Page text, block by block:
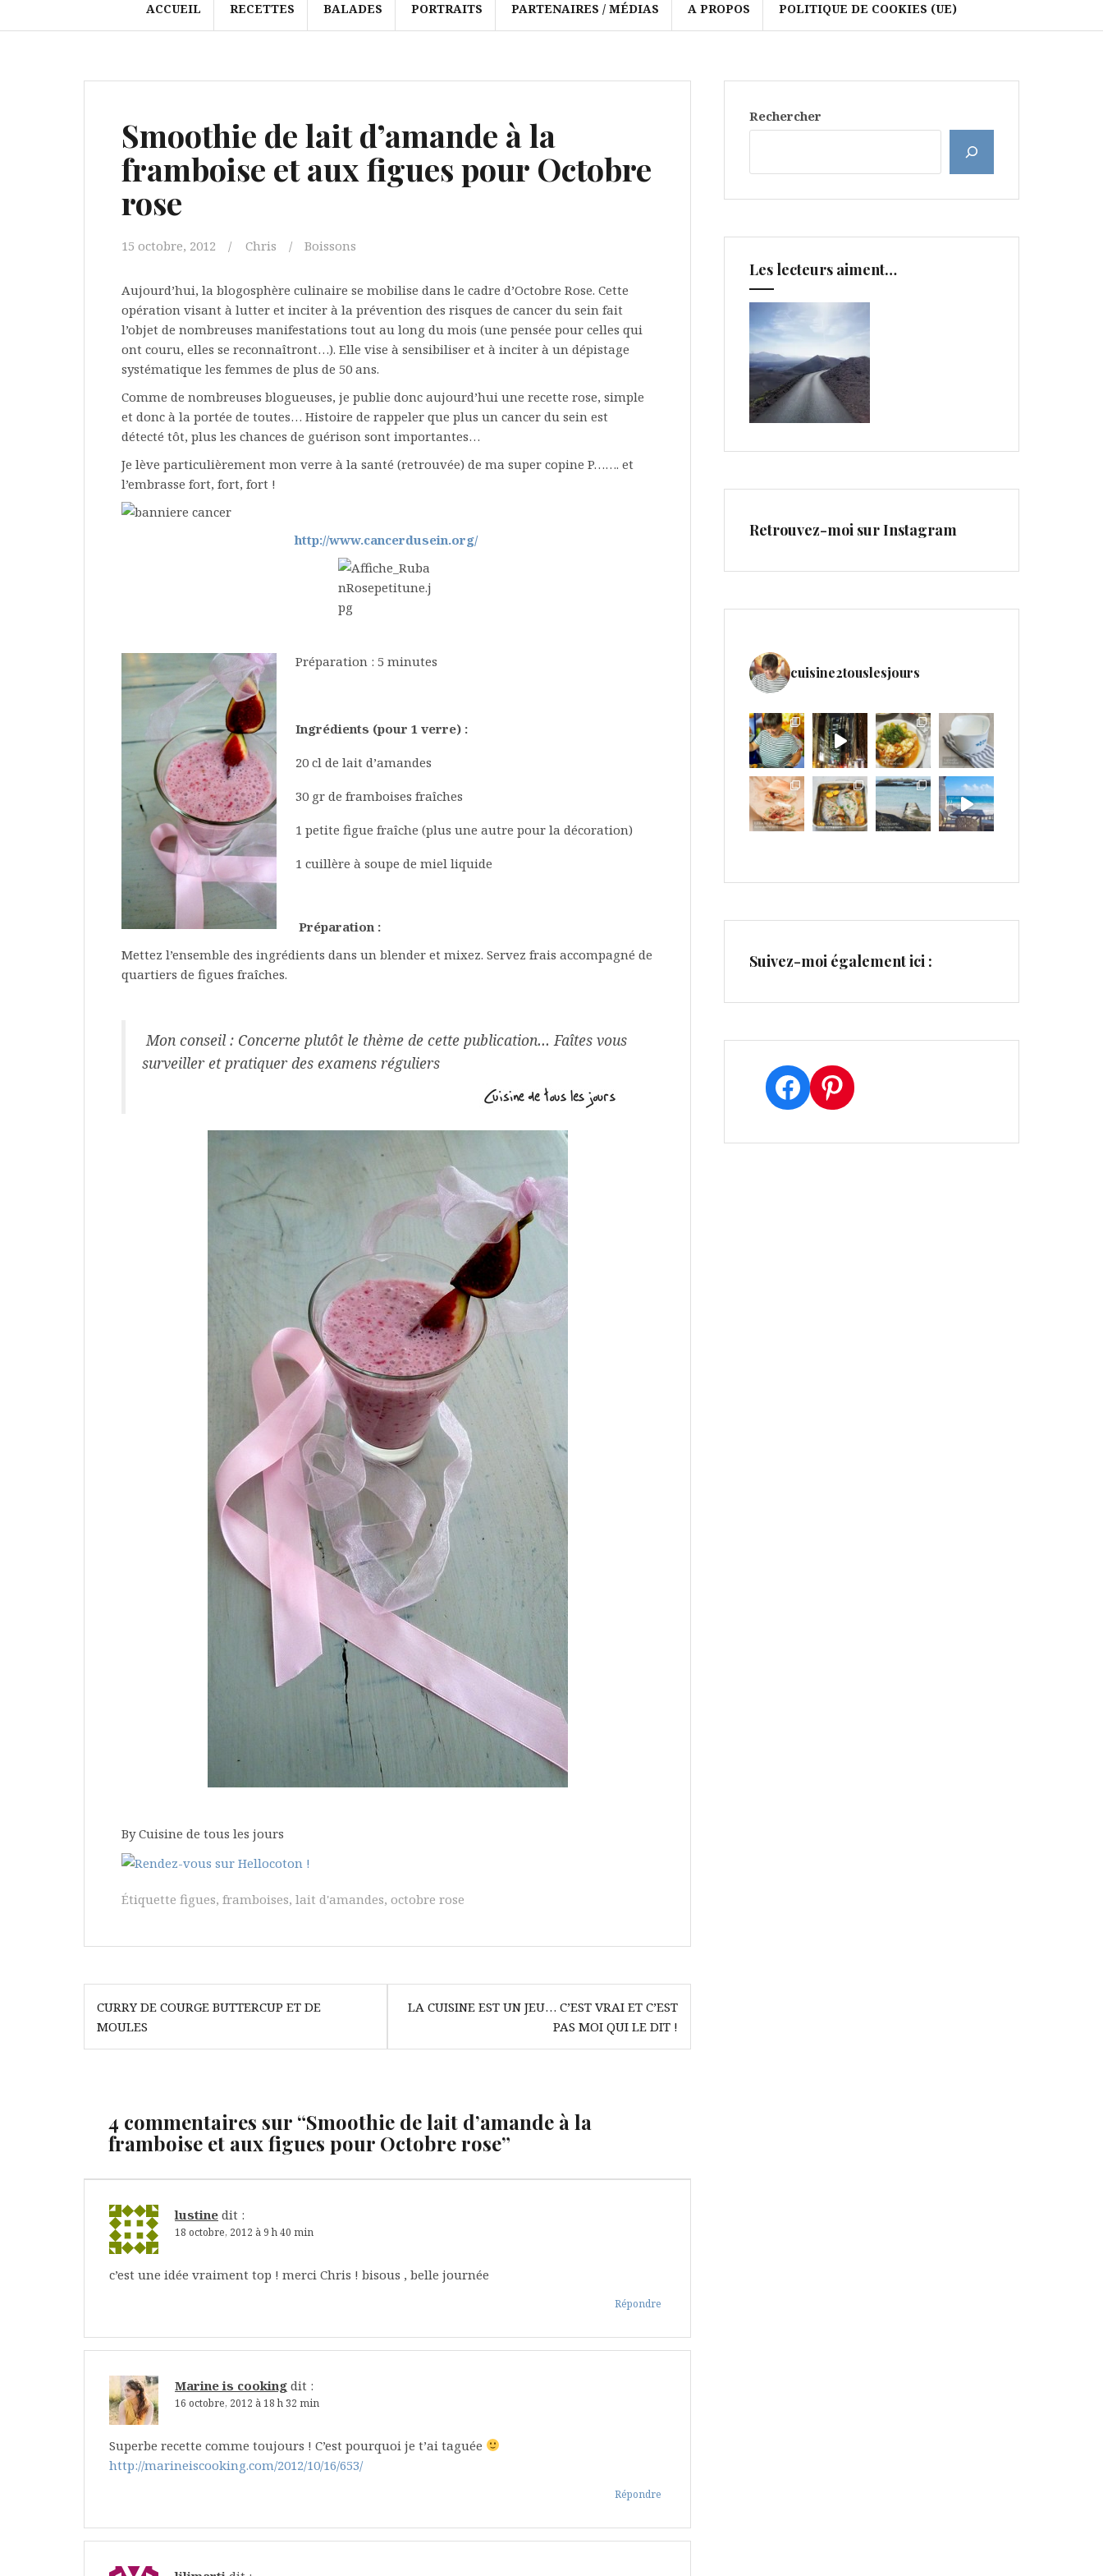
ACCUEIL RECETTES BALADES PORTRAITS PARTENAIRES / MÉDIAS A PROPOS POLITIQUE DE COOKIES (UE)
Smoothie de lait d’amande à la
framboise et aux figues pour Octobre
rose
15 octobre, 2012 Chris Boissons
Aujourd’hui, la blogosphère culinaire se mobilise dans le cadre d’Octobre Rose. Cette
opération visant à lutter et inciter à la prévention des risques de cancer du sein fait
l’objet de nombreuses manifestations tout au long du mois (une pensée pour celles qui
ont couru, elles se reconnaîtront…). Elle vise à sensibiliser et à inciter à un dépistage
systématique les femmes de plus de 50 ans.
Comme de nombreuses blogueuses, je publie donc aujourd’hui une recette rose, simple
et donc à la portée de toutes… Histoire de rappeler que plus un cancer du sein est
détecté tôt, plus les chances de guérison sont importantes…
Je lève particulièrement mon verre à la santé (retrouvée) de ma super copine P……. et
l’embrasse fort, fort, fort !
http://www.cancerdusein.org/
Préparation : 5 minutes
Ingrédients (pour 1 verre) :
20 cl de lait d’amandes
30 gr de framboises fraîches
1 petite figue fraîche (plus une autre pour la décoration)
1 cuillère à soupe de miel liquide
Préparation :
Mettez l’ensemble des ingrédients dans un blender et mixez. Servez frais accompagné de
quartiers de figues fraîches.
Mon conseil : Concerne plutôt le thème de cette publication… Faîtes vous
surveiller et pratiquer des examens réguliers
By Cuisine de tous les jours
Étiquette figues, framboises, lait d'amandes, octobre rose
Navigation
de
l’article
CURRY DE COURGE BUTTERCUP ET DE
MOULES
LA CUISINE EST UN JEU… C’EST VRAI ET C’EST
PAS MOI QUI LE DIT !
4 commentaires sur “Smoothie de lait d’amande à la
framboise et aux figues pour Octobre rose”
lustine dit :
18 octobre, 2012 à 9 h 40 min
c’est une idée vraiment top ! merci Chris ! bisous , belle journée
Répondre
Marine is cooking dit :
16 octobre, 2012 à 18 h 32 min
Superbe recette comme toujours ! C’est pourquoi je t’ai taguée
http://marineiscooking.com/2012/10/16/653/
Répondre
Rechercher
Les lecteurs aiment…
Retrouvez-moi sur Instagram
cuisine2touslesjours
Suivez-moi également ici :
Facebook
Pinterest